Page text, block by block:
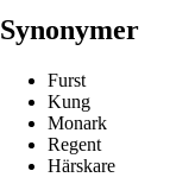
Synonymer
Furst
Kung
Monark
Regent
Härskare